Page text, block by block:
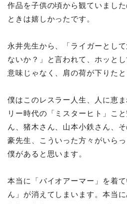
作品を子供の頃から観ていました
ときは嬉しかったです。
永井先生から、「ライガーとし
ないか？」と言われて、ホッと
意味じゃなく、肩の荷が下りたと
僕はこのレスラー人生、人に恵
リー時代の「ミスターヒト」こ
ん、猪木さん、山本小鉄さん、
豪先生、こういった方々がいら
僕があると思います。
本当に「バイオアーマー」を着
ん」が消えてしまいます。本当